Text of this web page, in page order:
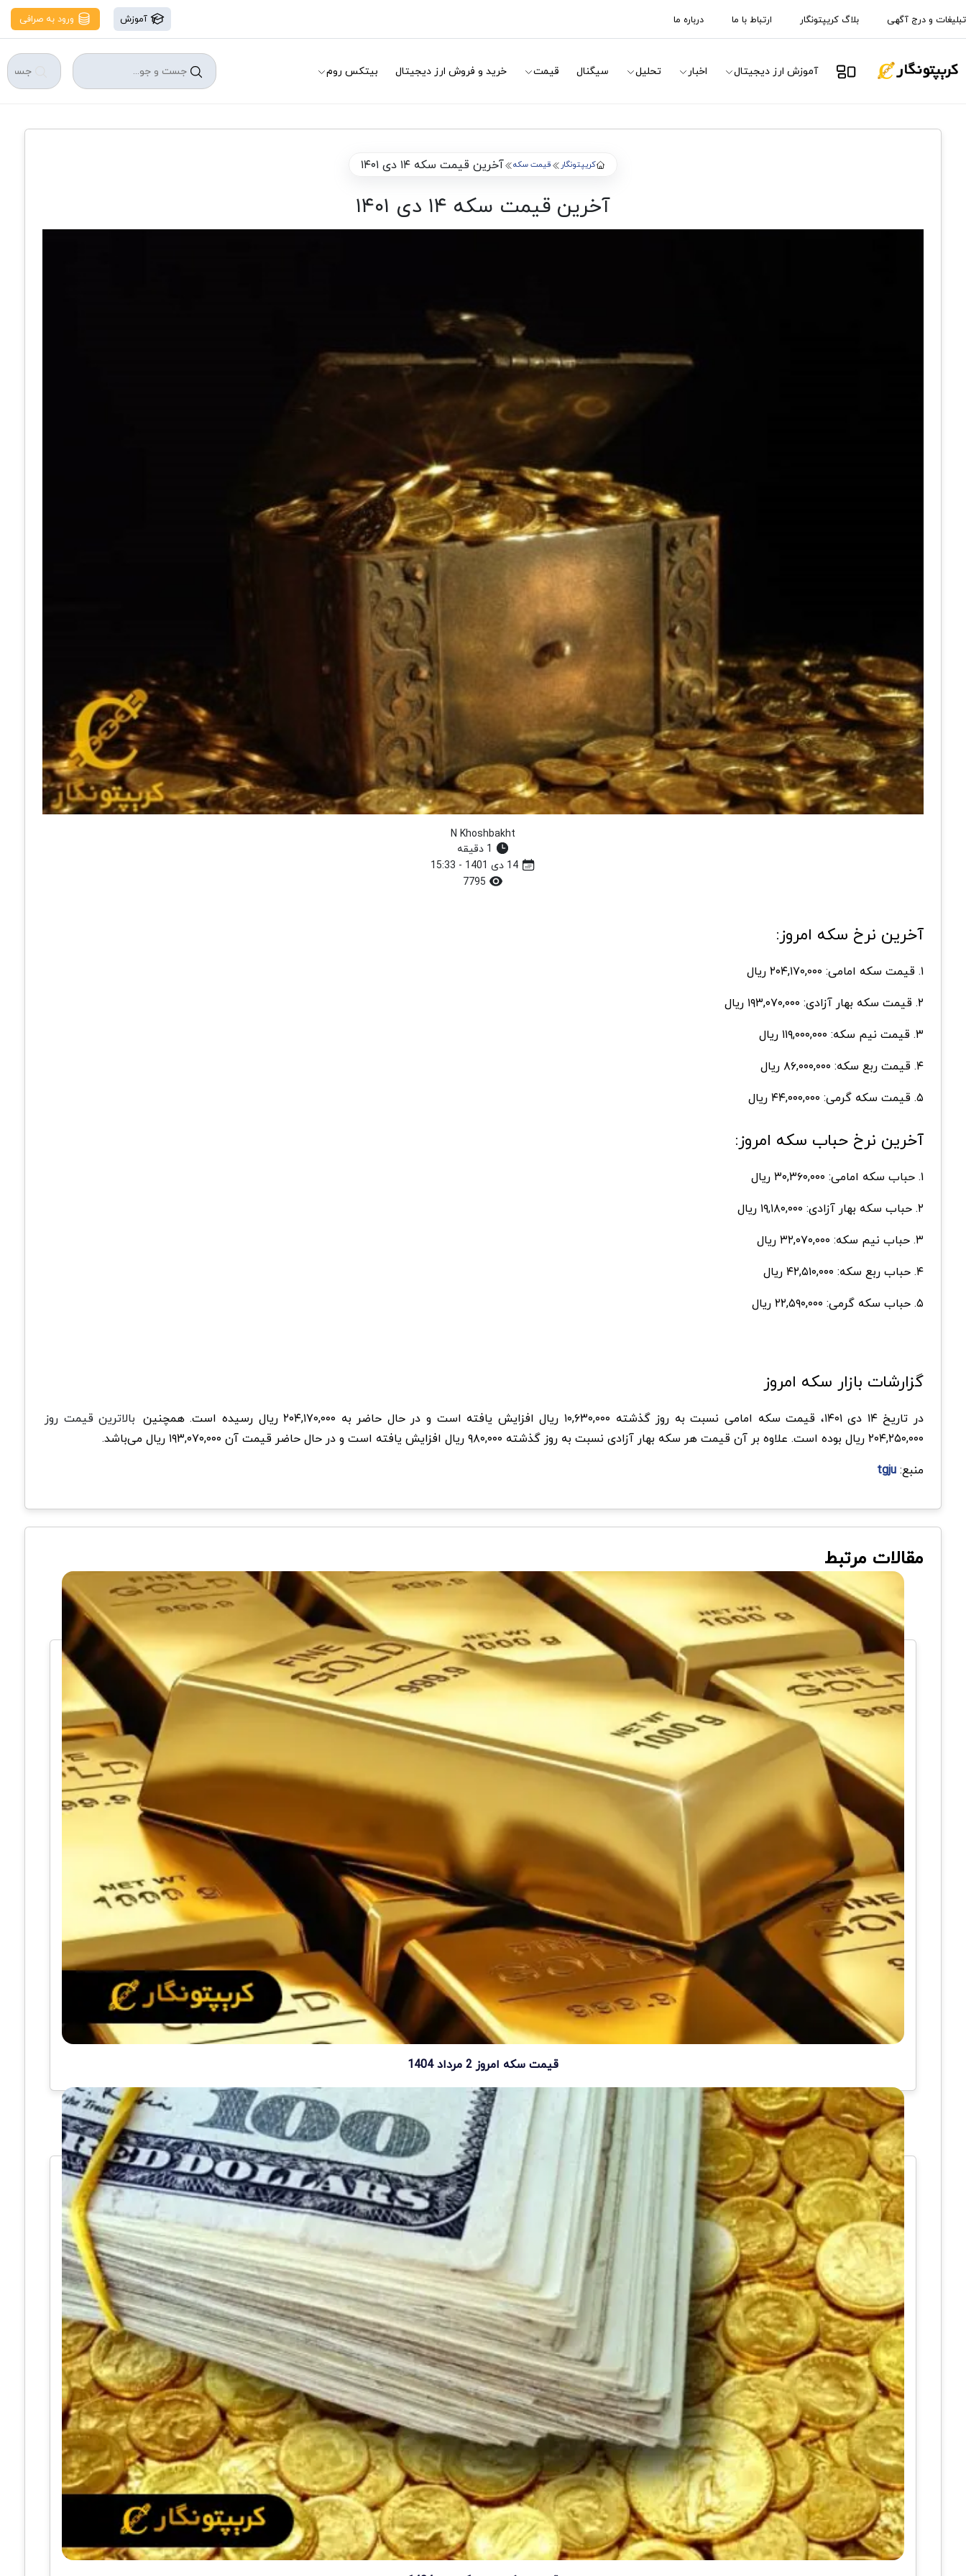
تبلیغات و درج آگهی بلاگ کریپتونگار ارتباط با ما درباره ما آموزش ورود به صرافی
آموزش ارز دیجیتال اخبار تحلیل سیگنال قیمت خرید و فروش ارز دیجیتال بیتکس روم
کریپتونگار قیمت سکه آخرین قیمت سکه ۱۴ دی ۱۴۰۱
آخرین قیمت سکه ۱۴ دی ۱۴۰۱
N Khoshbakht
آخرین نرخ سکه امروز:
۱. قیمت سکه امامی: ۲۰۴,۱۷۰,۰۰۰ ریال
۲. قیمت سکه بهار آزادی: ۱۹۳,۰۷۰,۰۰۰ ریال
۳. قیمت نیم سکه: ۱۱۹,۰۰۰,۰۰۰ ریال
۴. قیمت ربع سکه: ۸۶,۰۰۰,۰۰۰ ریال
۵. قیمت سکه گرمی: ۴۴,۰۰۰,۰۰۰ ریال
آخرین نرخ حباب سکه امروز:
۱. حباب سکه امامی: ۳۰,۳۶۰,۰۰۰ ریال
۲. حباب سکه بهار آزادی: ۱۹,۱۸۰,۰۰۰ ریال
۳. حباب نیم سکه: ۳۲,۰۷۰,۰۰۰ ریال
۴. حباب ربع سکه: ۴۲,۵۱۰,۰۰۰ ریال
۵. حباب سکه گرمی: ۲۲,۵۹۰,۰۰۰ ریال
گزارشات بازار سکه امروز
در تاریخ ۱۴ دی ۱۴۰۱، قیمت سکه امامی نسبت به روز گذشته ۱۰,۶۳۰,۰۰۰ ریال افزایش یافته است و در حال حاضر به ۲۰۴,۱۷۰,۰۰۰ ریال رسیده است. همچنین
بالاترین قیمت روز
۲۰۴,۲۵۰,۰۰۰ ریال بوده است. علاوه بر آن قیمت هر سکه بهار آزادی نسبت به روز گذشته ۹۸۰,۰۰۰ ریال افزایش یافته است و در حال حاضر قیمت آن ۱۹۳,۰۷۰,۰۰۰ ریال می‌باشد.
منبع:tgju
مقالات مرتبط
قیمت سکه امروز 2 مرداد 1404